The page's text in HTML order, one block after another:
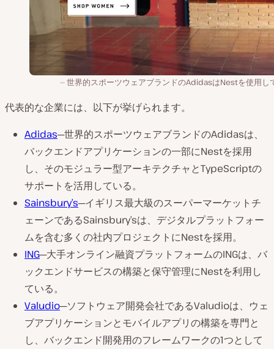
世界的スポーツウェアブランドのAdidasはNestを使用し
代表的な企業には、以下が挙げられます。
Adidas─世界的スポーツウェアブランドのAdidasは、
バックエンドアプリケーションの一部にNestを採用
し、そのモジュラー型アーキテクチャとTypeScriptの
サポートを活用している。
Sainsbury’s─イギリス最大級のスーパーマーケットチ
ェーンであるSainsbury’sは、デジタルプラットフォー
ムを含む多くの社内プロジェクトにNestを採用。
ING─大手オンライン融資プラットフォームのINGは、バ
ックエンドサービスの構築と保守管理にNestを利用し
ている。
Valudio─ソフトウェア開発会社であるValudioは、ウェ
ブアプリケーションとモバイルアプリの構築を専門と
し、バックエンド開発用のフレームワークの1つとして